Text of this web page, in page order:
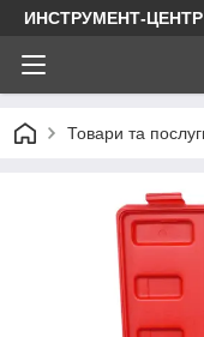
ИНСТРУМЕНТ-ЦЕНТР
Товари та